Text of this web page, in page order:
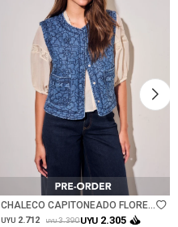
Talle
CHALECO CAPITONEADO FLORES
- JEAN
UYU 2.712 UYU 3.390UYU 2.305